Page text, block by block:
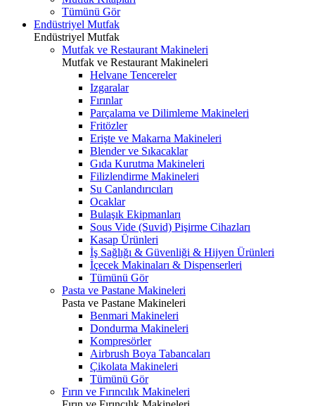
Tümünü Gör
Endüstriyel Mutfak
Endüstriyel Mutfak
Mutfak ve Restaurant Makineleri
Mutfak ve Restaurant Makineleri
Helvane Tencereler
Izgaralar
Fırınlar
Parçalama ve Dilimleme Makineleri
Fritözler
Erişte ve Makarna Makineleri
Blender ve Sıkacaklar
Gıda Kurutma Makineleri
Filizlendirme Makineleri
Su Canlandırıcıları
Ocaklar
Bulaşık Ekipmanları
Sous Vide (Suvid) Pişirme Cihazları
Kasap Ürünleri
İş Sağlığı & Güvenliği & Hijyen Ürünleri
İçecek Makinaları & Dispenserleri
Tümünü Gör
Pasta ve Pastane Makineleri
Pasta ve Pastane Makineleri
Benmari Makineleri
Dondurma Makineleri
Kompresörler
Airbrush Boya Tabancaları
Çikolata Makineleri
Tümünü Gör
Fırın ve Fırıncılık Makineleri